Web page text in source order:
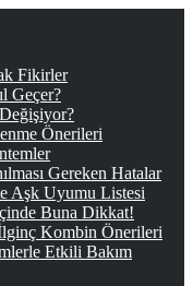
Fikirler
Geçer?
Önerileri
Gereken Hatalar
Aşk Uyumu Listesi
Buna Dikkat!
Kombin Önerileri
Etkili Bakım